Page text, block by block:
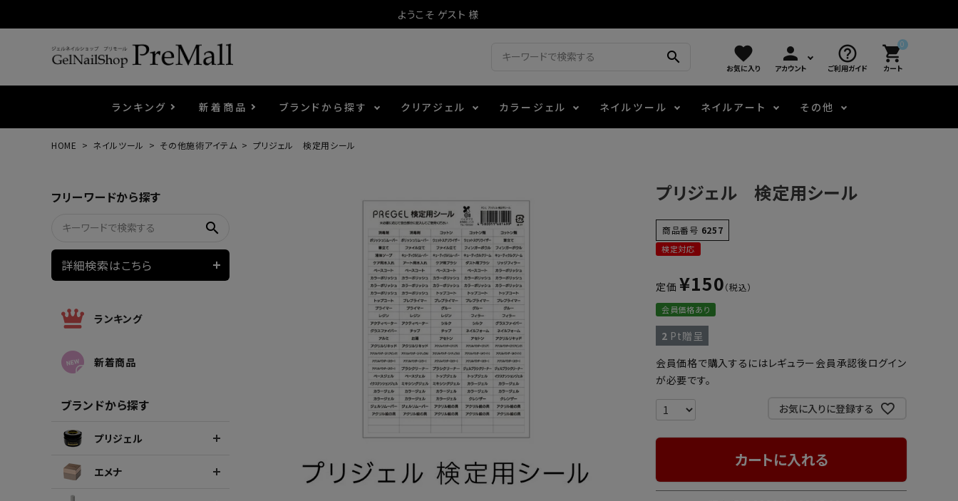
ようこそ ゲスト 様
search favorite
お気に入り
person
アカウント
help_outline
ご利用ガイド
0
shopping_cart
カート
ランキング 新着商品 ブランドから探す クリアジェル カラージェル
マグネティフラッシュジェル
ウェービージェル テラコッタジェル
メタリックジェル
ポリッシュ・マニキュア
ネイルツール
ピンセット・シザー・スパチュラ チャート・チップ関連
ネイルマシン その他施術アイテム
ネイルアート
レジン・モールド
その他
HOME ネイルツール その他施術アイテム プリジェル 検定用シール
フリーワードから探す
search
詳細検索はこちら
ランキング
新着商品
ブランドから探す
プリジェル
エメナ
プリジェル 検定用シール
商品番号 6257
検定対応
定価 ¥150
会員価格あり
2 Pt贈呈
会員価格で購入するにはレギュラー会員承認後ログイン
が必要です。
お気に入りに登録する
カートに入れる